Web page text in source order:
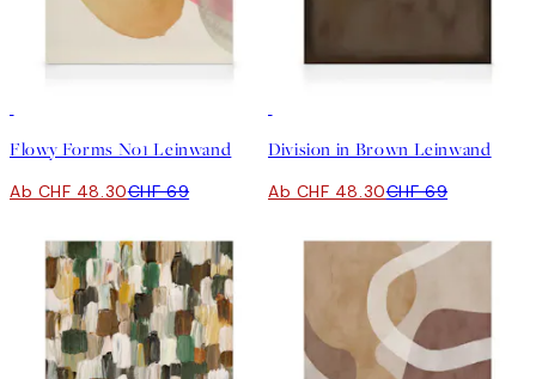
Flowy Forms No1 Leinwand
Ab CHF 48.30CHF 69
Division in Brown Leinwand
Ab CHF 48.30CHF 69